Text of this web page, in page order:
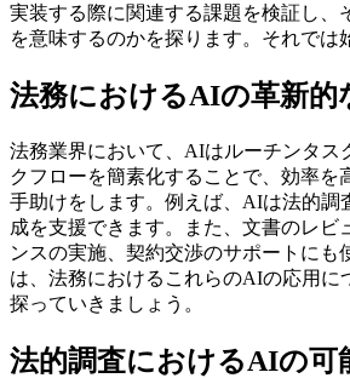
実装する際に関連する課題を検証し、
を意味するのかを探ります。それでは
法務におけるAIの革新的
法務業界において、AIはルーチンタス
クフローを簡素化することで、効率を
手助けをします。例えば、AIは法的調
成を支援できます。また、文書のレビ
ンスの実施、契約交渉のサポートにも
は、法務におけるこれらのAIの応用に
探っていきましょう。
法的調査におけるAIの可